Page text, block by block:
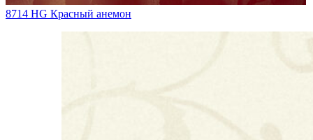
8714 HG Красный анемон